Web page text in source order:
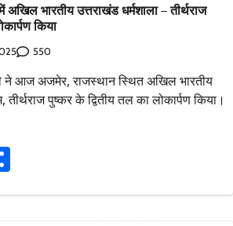
भारतीय उत्तराखंड धर्मशाला – तीर्थराज
किया
550
ने आज अजमेर, राजस्थान स्थित अखिल भारतीय
पुष्कर के द्वितीय तल का लोकार्पण किया।